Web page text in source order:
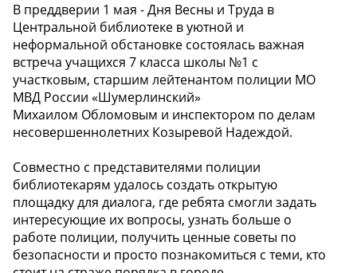
В преддверии 1 мая - Дня Весны и Труда в
Центральной библиотеке в уютной и
неформальной обстановке состоялась важная
встреча учащихся 7 класса школы №1 с
участковым, старшим лейтенантом полиции МО
МВД России «Шумерлинский»
Михаилом Обломовым и инспектором по делам
несовершеннолетних Козыревой Надеждой.
Совместно с представителями полиции
библиотекарям удалось создать открытую
площадку для диалога, где ребята смогли задать
интересующие их вопросы, узнать больше о
работе полиции, получить ценные советы по
безопасности и просто познакомиться с теми, кто